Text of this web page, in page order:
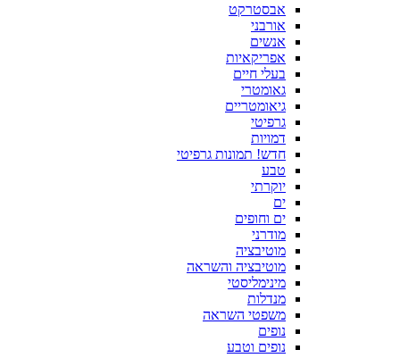
אבסטרקט
אורבני
אנשים
אפריקאיות
בעלי חיים
גאומטרי
גיאומטריים
גרפיטי
דמויות
חדש! תמונות גרפיטי
טבע
יוקרתי
ים
ים וחופים
מודרני
מוטיבציה
מוטיבציה והשראה
מינימליסטי
מנדלות
משפטי השראה
נופים
נופים וטבע